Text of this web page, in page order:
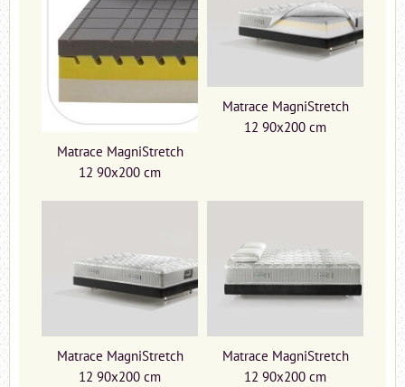
Matrace MagniStretch
12 90x200 cm
Matrace MagniStretch
12 90x200 cm
Matrace MagniStretch
12 90x200 cm
Matrace MagniStretch
12 90x200 cm